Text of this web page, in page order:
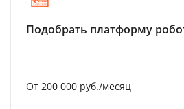
Подобрать платформу
От 200 000 руб./месяц